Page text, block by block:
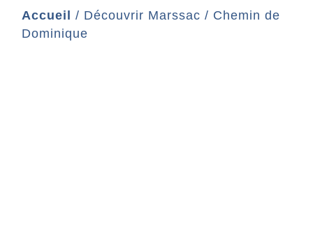
Accueil / Découvrir Marssac / Chemin de
Dominique